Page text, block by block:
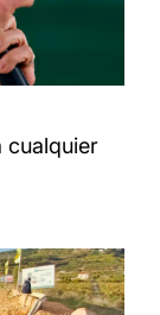
cualquier